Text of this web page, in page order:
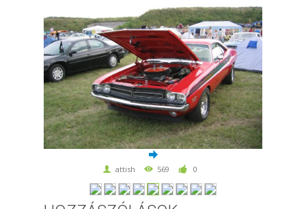
attish 569 0